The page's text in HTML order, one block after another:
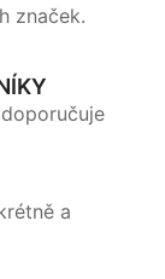
značek.
a